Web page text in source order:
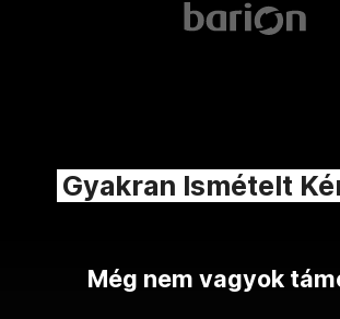
Gyakran Ismételt
Még nem vagyok